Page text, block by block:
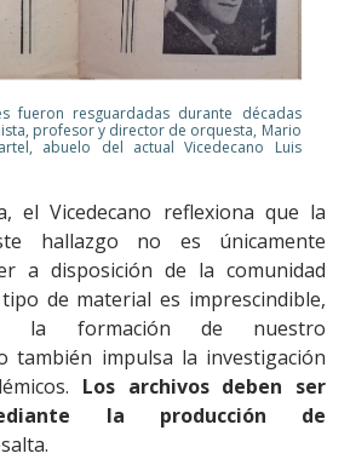
fueron resguardadas durante décadas
profesor y director de orquesta, Mario
abuelo del actual Vicedecano Luis
el Vicedecano reflexiona que la
hallazgo no es únicamente
a disposición de la comunidad
de material es imprescindible,
la formación de nuestro
también impulsa la investigación
Los archivos deben ser
la producción de